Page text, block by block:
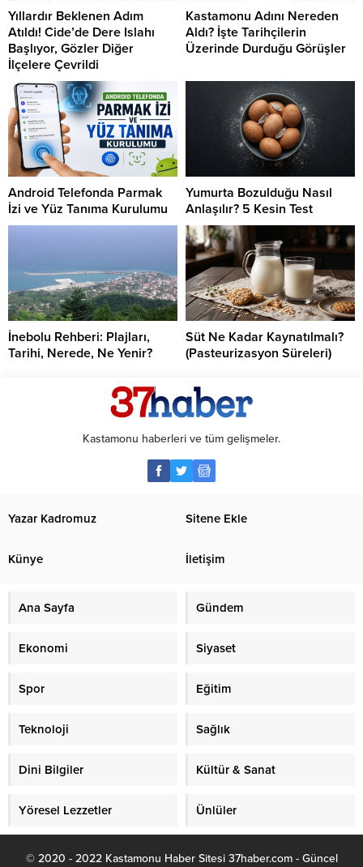
Yıllardır Beklenen Adım
Atıldı! Cide’de Dere Islahı
Başlıyor, Gözler Diğer
İlçelere Çevrildi
Kastamonu Adını Nereden
Aldı? İşte Tarihçilerin
Üzerinde Durduğu Görüşler
Android Telefonda Parmak
İzi ve Yüz Tanıma Kurulumu
Yumurta Bozulduğu Nasıl
Anlaşılır? 5 Kesin Test
İnebolu Rehberi: Plajları,
Tarihi, Nerede, Ne Yenir?
Süt Ne Kadar Kaynatılmalı?
(Pasteurizasyon Süreleri)
Kastamonu haberleri ve tüm gelişmeler.
Yazar Kadromuz Sitene Ekle
Künye İletişim
Ana Sayfa Gündem
Ekonomi Siyaset
Spor Eğitim
Teknoloji Sağlık
Dini Bilgiler Kültür & Sanat
Yöresel Lezzetler Ünlüler
© 2020 - 2022 Kastamonu Haber Sitesi 37haber.com - Güncel